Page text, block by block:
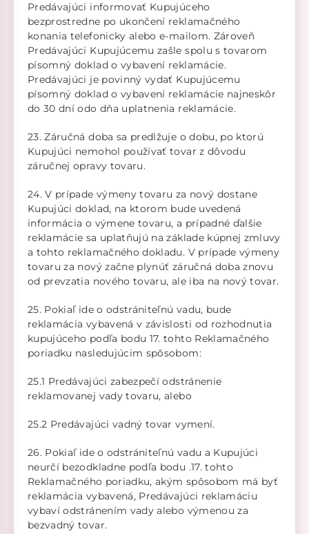
Predávajúci informovať Kupujúceho
bezprostredne po ukončení reklamačného
konania telefonicky alebo e-mailom. Zároveň
Predávajúci Kupujúcemu zašle spolu s tovarom
písomný doklad o vybavení reklamácie.
Predávajúci je povinný vydať Kupujúcemu
písomný doklad o vybavení reklamácie najneskôr
do 30 dní odo dňa uplatnenia reklamácie.
23. Záručná doba sa predlžuje o dobu, po ktorú
Kupujúci nemohol používať tovar z dôvodu
záručnej opravy tovaru.
24. V prípade výmeny tovaru za nový dostane
Kupujúci doklad, na ktorom bude uvedená
informácia o výmene tovaru, a prípadné ďalšie
reklamácie sa uplatňujú na základe kúpnej zmluvy
a tohto reklamačného dokladu. V prípade výmeny
tovaru za nový začne plynúť záručná doba znovu
od prevzatia nového tovaru, ale iba na nový tovar.
25. Pokiaľ ide o odstrániteľnú vadu, bude
reklamácia vybavená v závislosti od rozhodnutia
kupujúceho podľa bodu 17. tohto Reklamačného
poriadku nasledujúcim spôsobom:
25.1 Predávajúci zabezpečí odstránenie
reklamovanej vady tovaru, alebo
25.2 Predávajúci vadný tovar vymení.
26. Pokiaľ ide o odstrániteľnú vadu a Kupujúci
neurčí bezodkladne podľa bodu .17. tohto
Reklamačného poriadku, akým spôsobom má byť
reklamácia vybavená, Predávajúci reklamáciu
vybaví odstránením vady alebo výmenou za
bezvadný tovar.